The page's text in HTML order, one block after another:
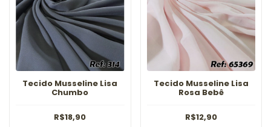
Tecido Musseline Lisa
Chumbo
R$18,90
Tecido Musseline Lisa
Rosa Bebê
R$12,90